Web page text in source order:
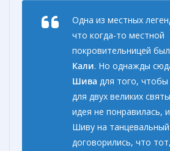
Одна из местных
что когда-то местной
покровительницей
Кали. Но однажды
Шива для того, чтобы
для двух великих
идея не понравилась,
Шиву на
договорились, что